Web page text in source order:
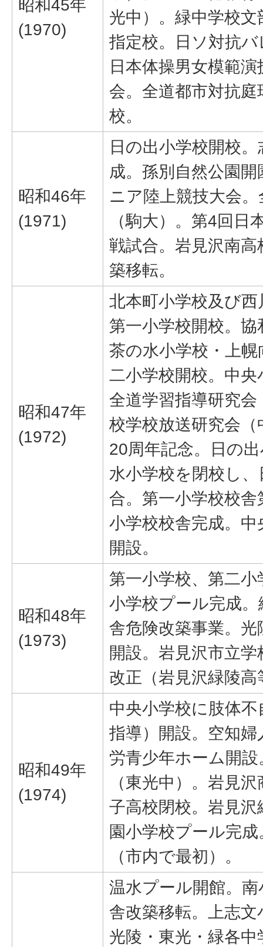
昭和45年
(1970)
光中）。緑中学校
指定校。日ソ対抗
日本体操男女模範
会。全道都市対抗
校。
昭和46年
(1971)
日の出小学校開校
成。孫別自然公園
ニア陸上競技大会
（駒大）。第4回日
戦試合。岩見沢南
築移転。
昭和47年
(1972)
北本町小学校及び
第一小学校開校。
茶の水小学校・上
二小学校開校。中
全道学習指導研究
校学校放送研究会
20周年記念。日の
水小学校を閉校し
合。第一小学校校
小学校校舎完成。
開設。
昭和48年
(1973)
第一小学校、第二
小学校プール完成
舎危険改築事業。
開設。岩見沢市立
改正（岩見沢緑陵
昭和49年
(1974)
中央小学校に肢体
指導）開設。空知
労青少年ホーム開
（東光中）。岩見
子高校閉校。岩見
園小学校プール完
（市内で最初）。
温水プール開館。
舎改築移転。上志
光陵・東光・緑各